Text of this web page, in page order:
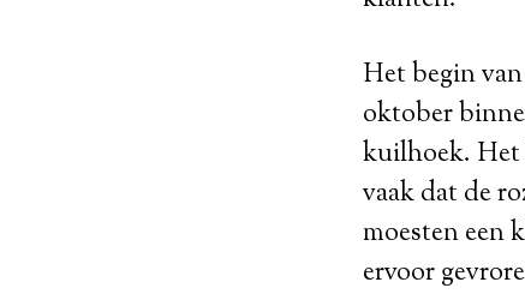
Het begin
oktober
kuilhoek. Het
vaak dat de
moesten een
ervoor